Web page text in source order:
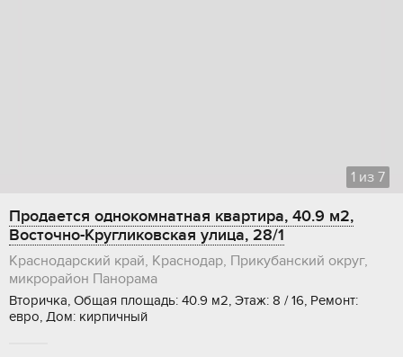
1 из 7
Продается однокомнатная квартира, 40.9 м2,
Восточно-Кругликовская улица, 28/1
Краснодарский край, Краснодар, Прикубанский округ,
микрорайон Панорама
Вторичка, Общая площадь: 40.9 м2, Этаж: 8 / 16, Ремонт:
евро, Дом: кирпичный